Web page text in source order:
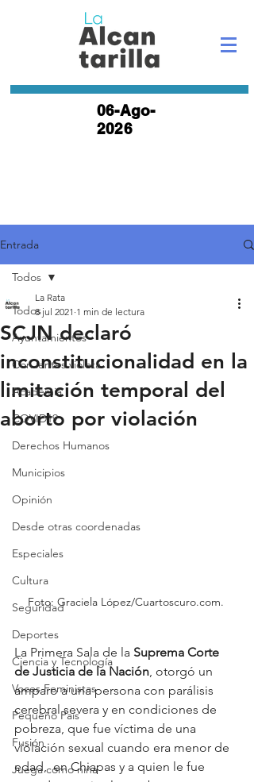
06-Ago-
2026
Entrada
Todos
Ayuntamientos
Con lentes violeta
Academia
COVID19
Derechos Humanos
Municipios
Opinión
Desde otras coordenadas
Especiales
Cultura
Seguridad
Deportes
Ciencia y Tecnología
Voces Feministas
Pequeño País
Fusión
Juega como niña
Todos
SCJN declaró
inconstitucionalidad en la
limitación temporal del
aborto por violación
La Rata
8 jul 2021 1 min de lectura
Foto: Graciela López/Cuartoscuro.com.
La Primera Sala de la Suprema Corte
de Justicia de la Nación, otorgó un
amparo a una persona con parálisis
cerebral severa y en condiciones de
pobreza, que fue víctima de una
violación sexual cuando era menor de
edad,  en Chiapas y a quien le fue